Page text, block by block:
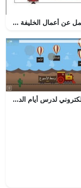
ورقة عمل عن أعمال الخليفة عمر بن الخطاب والفتوحات في عهده (اجتماعيات) الرابع
اختبار الكتروني لدرس أيام الدراسة وأيام الإجازة (رياضيات) الأول